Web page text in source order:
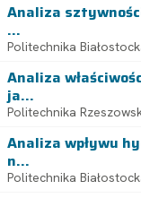
Analiza
...
Politechnika
Analiza
ja...
Politechnika
Analiza wpływu
n...
Politechnika